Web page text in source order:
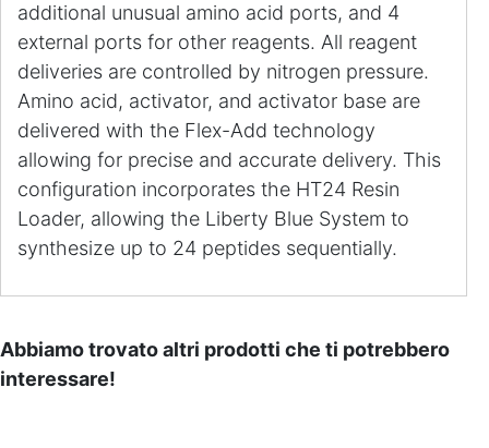
additional unusual amino acid ports, and 4
external ports for other reagents. All reagent
deliveries are controlled by nitrogen pressure.
Amino acid, activator, and activator base are
delivered with the Flex-Add technology
allowing for precise and accurate delivery. This
configuration incorporates the HT24 Resin
Loader, allowing the Liberty Blue System to
synthesize up to 24 peptides sequentially.
Abbiamo trovato altri prodotti che ti potrebbero
interessare!